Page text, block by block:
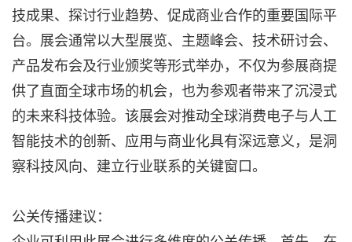
技成果、探讨行业趋势、促成商业合作的重要国际平
台。展会通常以大型展览、主题峰会、技术研讨会、
产品发布会及行业颁奖等形式举办，不仅为参展商提
供了直面全球市场的机会，也为参观者带来了沉浸式
的未来科技体验。该展会对推动全球消费电子与人工
智能技术的创新、应用与商业化具有深远意义，是洞
察科技风向、建立行业联系的关键窗口。
公关传播建议：